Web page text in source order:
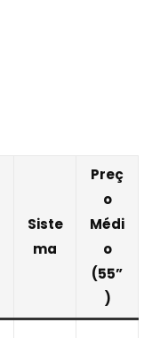
Siste
ma
Preç
o
Médi
o
(55”
)